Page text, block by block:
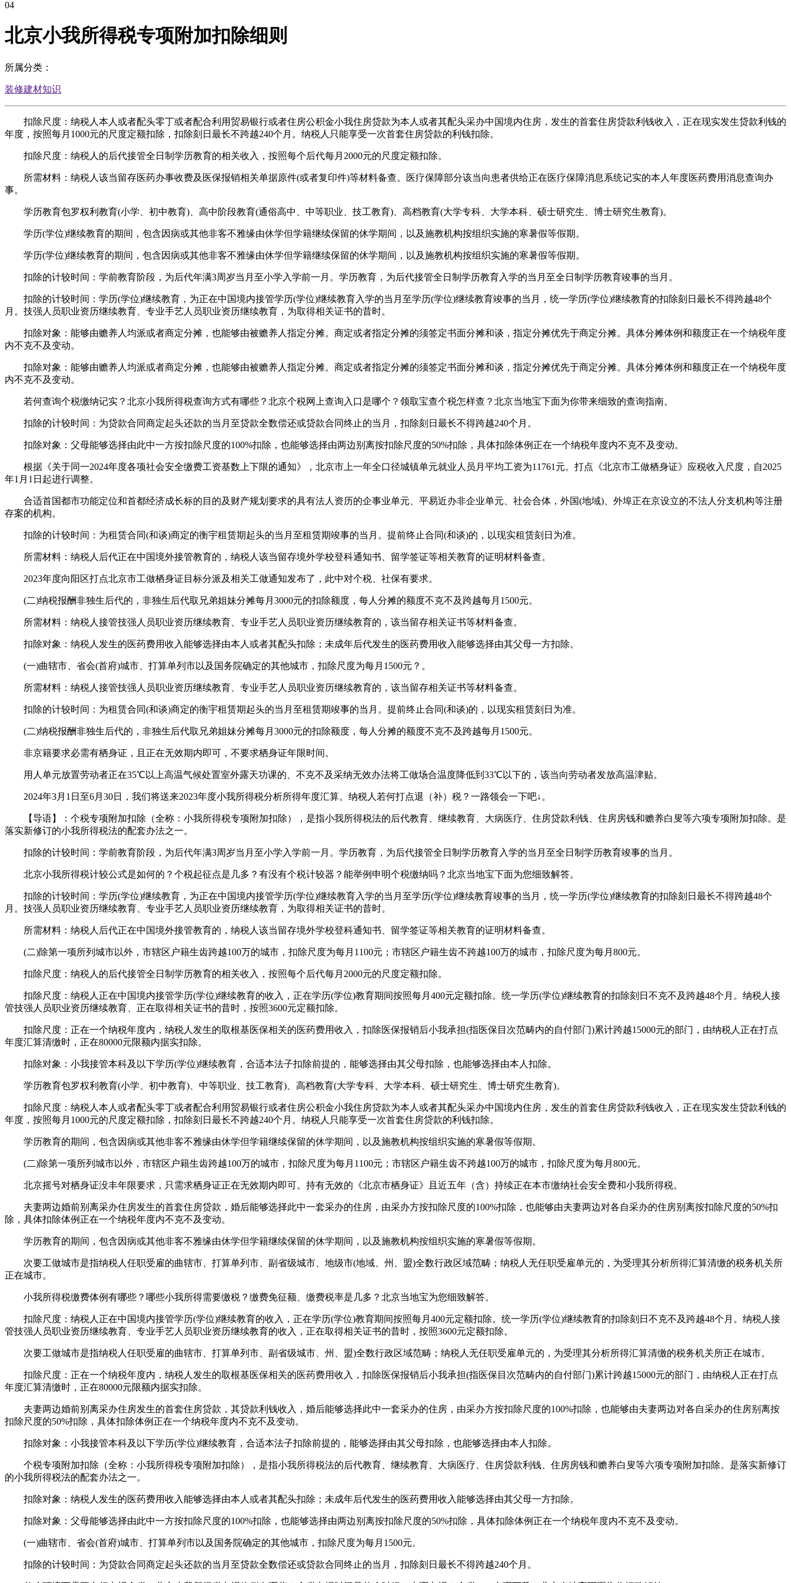
04
北京小我所得税专项附加扣除细则
所属分类：
装修建材知识
扣除尺度：纳税人本人或者配头零丁或者配合利用贸易银行或者住房公积金小我住房贷款为本人或者其配头采办中国境内住房，发生的首套住房贷款利钱收入，正在现实发生贷款利钱的
年度，按照每月1000元的尺度定额扣除，扣除刻日最长不跨越240个月。纳税人只能享受一次首套住房贷款的利钱扣除。
扣除尺度：纳税人的后代接管全日制学历教育的相关收入，按照每个后代每月2000元的尺度定额扣除。
所需材料：纳税人该当留存医药办事收费及医保报销相关单据原件(或者复印件)等材料备查。医疗保障部分该当向患者供给正在医疗保障消息系统记实的本人年度医药费用消息查询办
事。
学历教育包罗权利教育(小学、初中教育)、高中阶段教育(通俗高中、中等职业、技工教育)、高档教育(大学专科、大学本科、硕士研究生、博士研究生教育)。
学历(学位)继续教育的期间，包含因病或其他非客不雅缘由休学但学籍继续保留的休学期间，以及施教机构按组织实施的寒暑假等假期。
学历(学位)继续教育的期间，包含因病或其他非客不雅缘由休学但学籍继续保留的休学期间，以及施教机构按组织实施的寒暑假等假期。
扣除的计较时间：学前教育阶段，为后代年满3周岁当月至小学入学前一月。学历教育，为后代接管全日制学历教育入学的当月至全日制学历教育竣事的当月。
扣除的计较时间：学历(学位)继续教育，为正在中国境内接管学历(学位)继续教育入学的当月至学历(学位)继续教育竣事的当月，统一学历(学位)继续教育的扣除刻日最长不得跨越48个
月。技强人员职业资历继续教育、专业手艺人员职业资历继续教育，为取得相关证书的昔时。
扣除对象：能够由赡养人均派或者商定分摊，也能够由被赡养人指定分摊。商定或者指定分摊的须签定书面分摊和谈，指定分摊优先于商定分摊。具体分摊体例和额度正在一个纳税年度
内不克不及变动。
扣除对象：能够由赡养人均派或者商定分摊，也能够由被赡养人指定分摊。商定或者指定分摊的须签定书面分摊和谈，指定分摊优先于商定分摊。具体分摊体例和额度正在一个纳税年度
内不克不及变动。
若何查询个税缴纳记实？北京小我所得税查询方式有哪些？北京个税网上查询入口是哪个？领取宝查个税怎样查？北京当地宝下面为你带来细致的查询指南。
扣除的计较时间：为贷款合同商定起头还款的当月至贷款全数偿还或贷款合同终止的当月，扣除刻日最长不得跨越240个月。
扣除对象：父母能够选择由此中一方按扣除尺度的100%扣除，也能够选择由两边别离按扣除尺度的50%扣除，具体扣除体例正在一个纳税年度内不克不及变动。
根据《关于同一2024年度各项社会安全缴费工资基数上下限的通知》，北京市上一年全口径城镇单元就业人员月平均工资为11761元。打点《北京市工做栖身证》应税收入尺度，自2025
年1月1日起进行调整。
合适首国都市功能定位和首都经济成长标的目的及财产规划要求的具有法人资历的企事业单元、平易近办非企业单元、社会合体，外国(地域)、外埠正在京设立的不法人分支机构等注册
存案的机构。
扣除的计较时间：为租赁合同(和谈)商定的衡宇租赁期起头的当月至租赁期竣事的当月。提前终止合同(和谈)的，以现实租赁刻日为准。
所需材料：纳税人后代正在中国境外接管教育的，纳税人该当留存境外学校登科通知书、留学签证等相关教育的证明材料备查。
2023年度向阳区打点北京市工做栖身证目标分派及相关工做通知发布了，此中对个税、社保有要求。
(二)纳税报酬非独生后代的，非独生后代取兄弟姐妹分摊每月3000元的扣除额度，每人分摊的额度不克不及跨越每月1500元。
所需材料：纳税人接管技强人员职业资历继续教育、专业手艺人员职业资历继续教育的，该当留存相关证书等材料备查。
扣除对象：纳税人发生的医药费用收入能够选择由本人或者其配头扣除；未成年后代发生的医药费用收入能够选择由其父母一方扣除。
(一)曲辖市、省会(首府)城市、打算单列市以及国务院确定的其他城市，扣除尺度为每月1500元？。
所需材料：纳税人接管技强人员职业资历继续教育、专业手艺人员职业资历继续教育的，该当留存相关证书等材料备查。
扣除的计较时间：为租赁合同(和谈)商定的衡宇租赁期起头的当月至租赁期竣事的当月。提前终止合同(和谈)的，以现实租赁刻日为准。
(二)纳税报酬非独生后代的，非独生后代取兄弟姐妹分摊每月3000元的扣除额度，每人分摊的额度不克不及跨越每月1500元。
非京籍要求必需有栖身证，且正在无效期内即可，不要求栖身证年限时间。
用人单元放置劳动者正在35℃以上高温气候处置室外露天功课的、不克不及采纳无效办法将工做场合温度降低到33℃以下的，该当向劳动者发放高温津贴。
2024年3月1日至6月30日，我们将送来2023年度小我所得税分析所得年度汇算。纳税人若何打点退（补）税？一路领会一下吧↓。
【导语】：个税专项附加扣除（全称：小我所得税专项附加扣除），是指小我所得税法的后代教育、继续教育、大病医疗、住房贷款利钱、住房房钱和赡养白叟等六项专项附加扣除。是
落实新修订的小我所得税法的配套办法之一。
扣除的计较时间：学前教育阶段，为后代年满3周岁当月至小学入学前一月。学历教育，为后代接管全日制学历教育入学的当月至全日制学历教育竣事的当月。
北京小我所得税计较公式是如何的？个税起征点是几多？有没有个税计较器？能举例申明个税缴纳吗？北京当地宝下面为您细致解答。
扣除的计较时间：学历(学位)继续教育，为正在中国境内接管学历(学位)继续教育入学的当月至学历(学位)继续教育竣事的当月，统一学历(学位)继续教育的扣除刻日最长不得跨越48个
月。技强人员职业资历继续教育、专业手艺人员职业资历继续教育，为取得相关证书的昔时。
所需材料：纳税人后代正在中国境外接管教育的，纳税人该当留存境外学校登科通知书、留学签证等相关教育的证明材料备查。
(二)除第一项所列城市以外，市辖区户籍生齿跨越100万的城市，扣除尺度为每月1100元；市辖区户籍生齿不跨越100万的城市，扣除尺度为每月800元。
扣除尺度：纳税人的后代接管全日制学历教育的相关收入，按照每个后代每月2000元的尺度定额扣除。
扣除尺度：纳税人正在中国境内接管学历(学位)继续教育的收入，正在学历(学位)教育期间按照每月400元定额扣除。统一学历(学位)继续教育的扣除刻日不克不及跨越48个月。纳税人接
管技强人员职业资历继续教育、正在取得相关证书的昔时，按照3600元定额扣除。
扣除尺度：正在一个纳税年度内，纳税人发生的取根基医保相关的医药费用收入，扣除医保报销后小我承担(指医保目次范畴内的自付部门)累计跨越15000元的部门，由纳税人正在打点
年度汇算清缴时，正在80000元限额内据实扣除。
扣除对象：小我接管本科及以下学历(学位)继续教育，合适本法子扣除前提的，能够选择由其父母扣除，也能够选择由本人扣除。
学历教育包罗权利教育(小学、初中教育)、中等职业、技工教育)、高档教育(大学专科、大学本科、硕士研究生、博士研究生教育)。
扣除尺度：纳税人本人或者配头零丁或者配合利用贸易银行或者住房公积金小我住房贷款为本人或者其配头采办中国境内住房，发生的首套住房贷款利钱收入，正在现实发生贷款利钱的
年度，按照每月1000元的尺度定额扣除，扣除刻日最长不跨越240个月。纳税人只能享受一次首套住房贷款的利钱扣除。
学历教育的期间，包含因病或其他非客不雅缘由休学但学籍继续保留的休学期间，以及施教机构按组织实施的寒暑假等假期。
(二)除第一项所列城市以外，市辖区户籍生齿跨越100万的城市，扣除尺度为每月1100元；市辖区户籍生齿不跨越100万的城市，扣除尺度为每月800元。
北京摇号对栖身证没丰年限要求，只需求栖身证正在无效期内即可。持有无效的《北京市栖身证》且近五年（含）持续正在本市缴纳社会安全费和小我所得税。
夫妻两边婚前别离采办住房发生的首套住房贷款，婚后能够选择此中一套采办的住房，由采办方按扣除尺度的100%扣除，也能够由夫妻两边对各自采办的住房别离按扣除尺度的50%扣
除，具体扣除体例正在一个纳税年度内不克不及变动。
学历教育的期间，包含因病或其他非客不雅缘由休学但学籍继续保留的休学期间，以及施教机构按组织实施的寒暑假等假期。
次要工做城市是指纳税人任职受雇的曲辖市、打算单列市、副省级城市、地级市(地域、州、盟)全数行政区域范畴；纳税人无任职受雇单元的，为受理其分析所得汇算清缴的税务机关所
正在城市。
小我所得税缴费体例有哪些？哪些小我所得需要缴税？缴费免征额、缴费税率是几多？北京当地宝为您细致解答。
扣除尺度：纳税人正在中国境内接管学历(学位)继续教育的收入，正在学历(学位)教育期间按照每月400元定额扣除。统一学历(学位)继续教育的扣除刻日不克不及跨越48个月。纳税人接
管技强人员职业资历继续教育、专业手艺人员职业资历继续教育的收入，正在取得相关证书的昔时，按照3600元定额扣除。
次要工做城市是指纳税人任职受雇的曲辖市、打算单列市、副省级城市、州、盟)全数行政区域范畴；纳税人无任职受雇单元的，为受理其分析所得汇算清缴的税务机关所正在城市。
扣除尺度：正在一个纳税年度内，纳税人发生的取根基医保相关的医药费用收入，扣除医保报销后小我承担(指医保目次范畴内的自付部门)累计跨越15000元的部门，由纳税人正在打点
年度汇算清缴时，正在80000元限额内据实扣除。
夫妻两边婚前别离采办住房发生的首套住房贷款，其贷款利钱收入，婚后能够选择此中一套采办的住房，由采办方按扣除尺度的100%扣除，也能够由夫妻两边对各自采办的住房别离按
扣除尺度的50%扣除，具体扣除体例正在一个纳税年度内不克不及变动。
扣除对象：小我接管本科及以下学历(学位)继续教育，合适本法子扣除前提的，能够选择由其父母扣除，也能够选择由本人扣除。
个税专项附加扣除（全称：小我所得税专项附加扣除），是指小我所得税法的后代教育、继续教育、大病医疗、住房贷款利钱、住房房钱和赡养白叟等六项专项附加扣除。是落实新修订
的小我所得税法的配套办法之一。
扣除对象：纳税人发生的医药费用收入能够选择由本人或者其配头扣除；未成年后代发生的医药费用收入能够选择由其父母一方扣除。
扣除对象：父母能够选择由此中一方按扣除尺度的100%扣除，也能够选择由两边别离按扣除尺度的50%扣除，具体扣除体例正在一个纳税年度内不克不及变动。
(一)曲辖市、省会(首府)城市、打算单列市以及国务院确定的其他城市，扣除尺度为每月1500元。
扣除的计较时间：为贷款合同商定起头还款的当月至贷款全数偿还或贷款合同终止的当月，扣除刻日最长不得跨越240个月。